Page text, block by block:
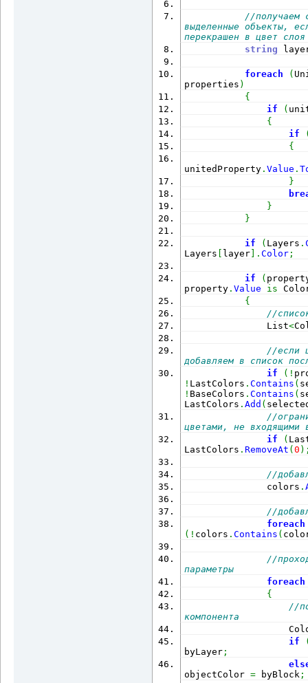
//получаем
выделенные объекты,
перекрашен в цвет слоя
string
foreach (
properties )
{
if
(
{
if
{
unitedProperty .Value .
}
}
}
if ( Layers .
Layers [ layer] .Color ;
if (
property .Value is
{
//
List<
//если
добавляем в список
if
( !
! LastColors .Contains (
! BaseColors .Contains (
LastColors .Add (
//
цветами, не входящими
if
(
LastColors .RemoveAt (0 )
//
colors .
//
foreach
( ! colors .Contains (
//
параметры
foreach
{
//
компонента
Color
if
byLayer ;
objectColor = byBlock ;